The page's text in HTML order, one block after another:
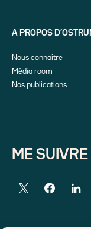
A PROPOS
Nous connaître
Média room
Nos publications
ME SUIVRE